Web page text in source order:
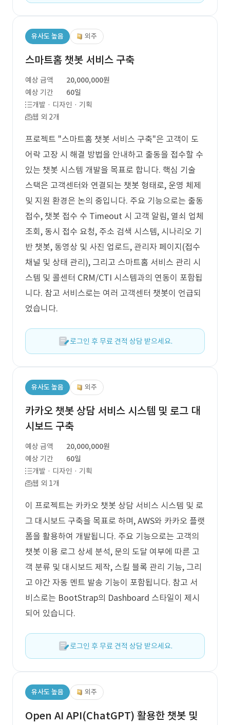
유사도 높음 외주
스마트홈 챗봇 서비스 구축
예상 금액
20,000,000원
예상 기간
60일
개발 · 디자인 · 기획
웹 외 2개
프로젝트 "스마트홈 챗봇 서비스 구축"은 고객이 도
어락 고장 시 해결 방법을 안내하고 출동을 접수할 수
있는 챗봇 시스템 개발을 목표로 합니다. 핵심 기술
스택은 고객센터와 연결되는 챗봇 형태로, 운영 체제
및 지원 환경은 논의 중입니다. 주요 기능으로는 출동
접수, 챗봇 접수 수 Timeout 시 고객 알림, 열쇠 업체
조회, 동시 접수 요청, 주소 검색 시스템, 시나리오 기
반 챗봇, 동영상 및 사진 업로드, 관리자 페이지(접수
채널 및 상태 관리), 그리고 스마트홈 서비스 관리 시
스템 및 콜센터 CRM/CTI 시스템과의 연동이 포함됩
니다. 참고 서비스로는 여러 고객센터 챗봇이 언급되
었습니다.
로그인 후 무료 견적 상담 받으세요.
유사도 높음 외주
카카오 챗봇 상담 서비스 시스템 및 로그 대
시보드 구축
예상 금액
20,000,000원
예상 기간
60일
개발 · 디자인 · 기획
웹 외 1개
이 프로젝트는 카카오 챗봇 상담 서비스 시스템 및 로
그 대시보드 구축을 목표로 하며, AWS와 카카오 플랫
폼을 활용하여 개발됩니다. 주요 기능으로는 고객의
챗봇 이용 로그 상세 분석, 문의 도달 여부에 따른 고
객 분류 및 대시보드 제작, 스킬 블록 관리 기능, 그리
고 야간 자동 멘트 발송 기능이 포함됩니다. 참고 서
비스로는 BootStrap의 Dashboard 스타일이 제시
되어 있습니다.
로그인 후 무료 견적 상담 받으세요.
유사도 높음 외주
Open AI API(ChatGPT) 활용한 챗봇 및